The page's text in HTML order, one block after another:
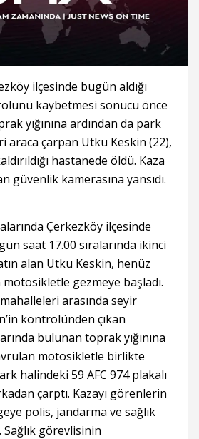
ilçesinde bugün aldığı
kaybetmesi sonucu önce
yığınına ardından da park
araca çarpan Utku Keskin (22),
hastanede öldü. Kaza
güvenlik kamerasına yansıdı.
Çerkezköy ilçesinde
saat 17.00 sıralarında ikinci
alan Utku Keskin, henüz
motosikletle gezmeye başladı.
mahalleleri arasında seyir
kontrolünden çıkan
bulunan toprak yığınına
motosikletle birlikte
halindeki 59 AFC 974 plakalı
çarptı. Kazayı görenlerin
polis, jandarma ve sağlık
görevlisinin